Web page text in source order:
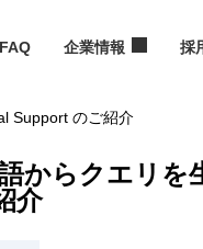
FAQ 企業情報 採
Support のご紹介
からクエリ
介